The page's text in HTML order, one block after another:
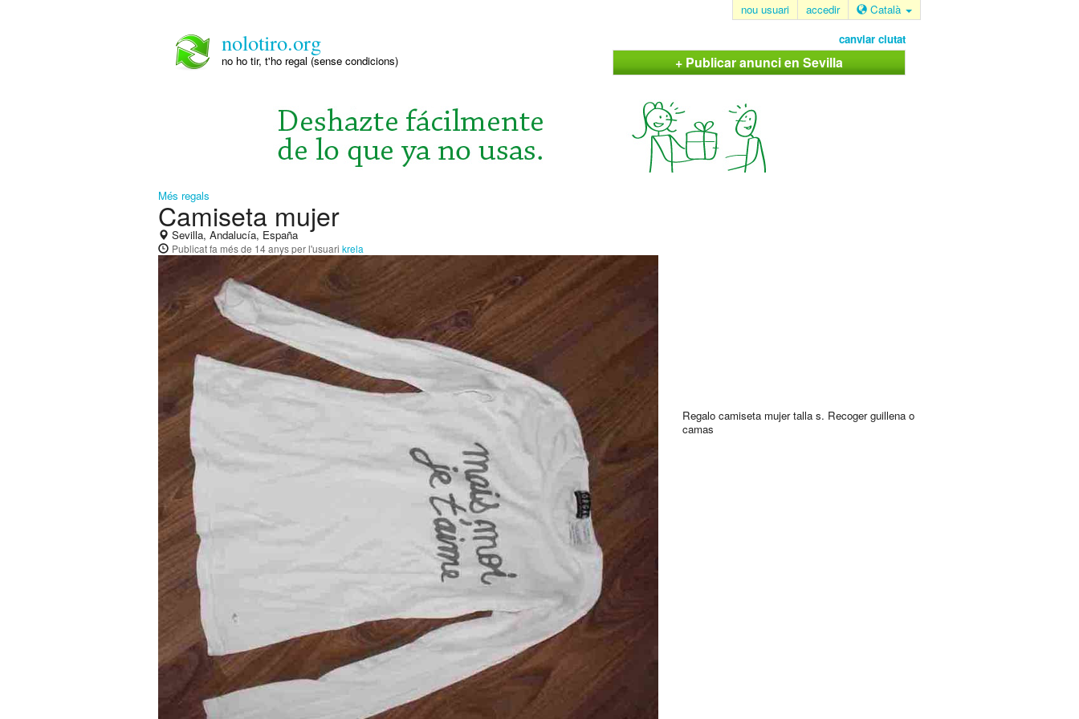
nou usuari accedir Català
nolotiro.org
no ho tir, t'ho regal (sense condicions)
canviar ciutat
+ Publicar anunci en Sevilla
Més regals
Camiseta mujer
Sevilla, Andalucía, España
Publicatfa més de 14 anysper l'usuari krela
Regalo camiseta mujer talla s. Recoger guillena o
camas